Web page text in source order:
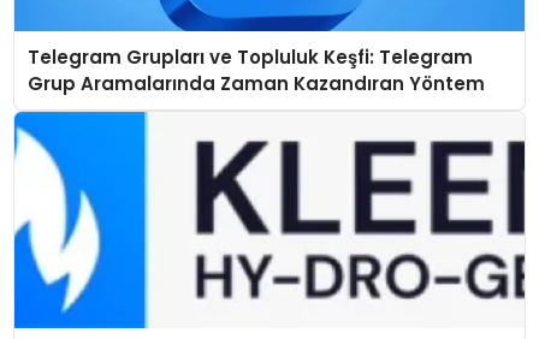
Telegram Grupları ve Topluluk Keşfi: Telegram
Grup Aramalarında Zaman Kazandıran Yöntem